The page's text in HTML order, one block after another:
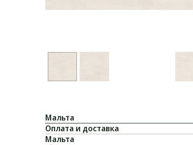
Мальта
Оплата и доставка
Мальта